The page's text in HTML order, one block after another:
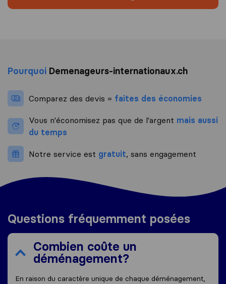
Pourquoi Demenageurs-internationaux.ch
Comparez des devis = faites des économies
Vous n'économisez pas que de l'argent mais aussi
du temps
Notre service est gratuit, sans engagement
Questions fréquemment posées
Combien coûte un
déménagement?
En raison du caractère unique de chaque déménagement,